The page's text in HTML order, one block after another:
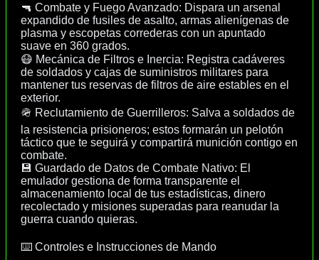
🔫 Combate y Fuego Avanzado: Dispara un arsenal
expandido de fusiles de asalto, armas alienígenas de
plasma y escopetas correderas con un apuntado
suave en 360 grados.
😷 Mecánica de Filtros e Inercia: Registra cadáveres
de soldados y cajas de suministros militares para
mantener tus reservas de filtros de aire estables en el
exterior.
🪖 Reclutamiento de Guerrilleros: Salva a soldados de
la resistencia prisioneros; estos formarán un pelotón
táctico que te seguirá y compartirá munición contigo en
combate.
💾 Guardado de Datos de Combate Nativo: El
emulador gestiona de forma transparente el
almacenamiento local de tus estadísticas, dinero
recolectado y misiones superadas para reanudar la
guerra cuando quieras.
⌨️ Controles e Instrucciones de Mando